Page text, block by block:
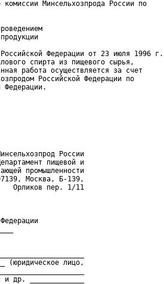
комиссии Минсельхозпрода России по
Федерации от 23 июля 1996 г.
спирта из пищевого сырья,
работа осуществляется за счет
Российской Федерации по
Федерации.
России
и
Б-139,
1/11
(юридическое лицо,
_____________